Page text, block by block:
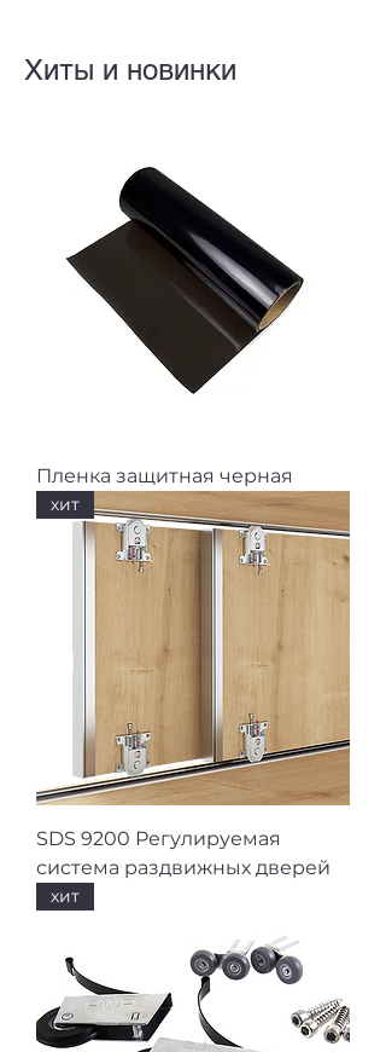
Хиты и новинки
Пленка защитная черная
хит
SDS 9200 Регулируемая
система раздвижных дверей
хит